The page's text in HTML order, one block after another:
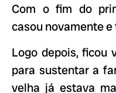
Com o fim do
casou novamente
Logo depois, ficou
para sustentar a
velha já estava